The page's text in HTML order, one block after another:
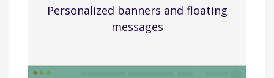
Personalized banners and floating
messages